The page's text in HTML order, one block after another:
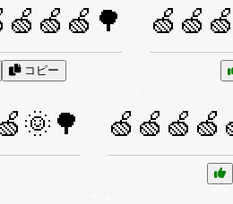
コピー